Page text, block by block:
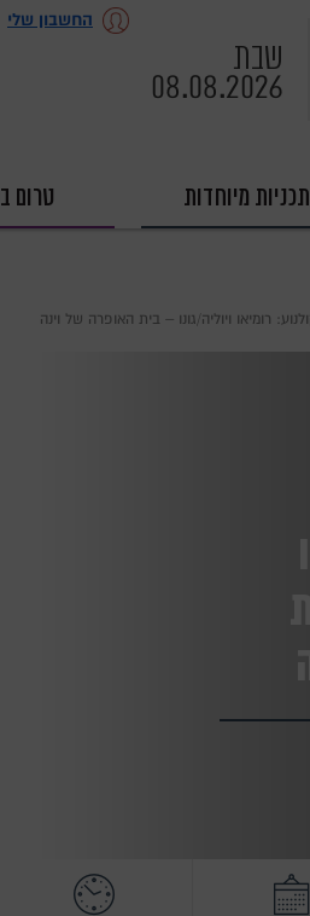
שבת
08.08.2026
החשבון שלי
תכניות מיוחדות טרום